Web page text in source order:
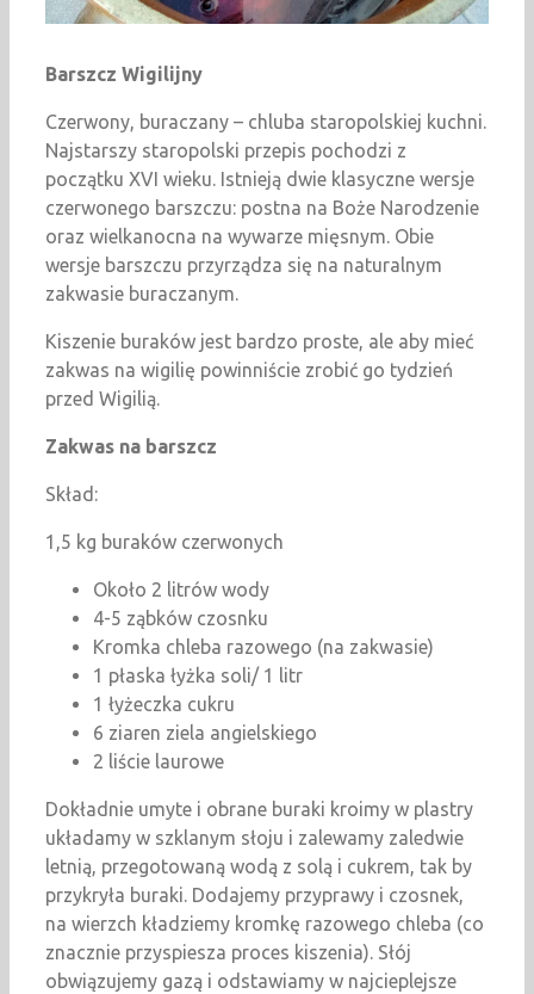
Barszcz Wigilijny
Czerwony, buraczany – chluba staropolskiej kuchni.
Najstarszy staropolski przepis pochodzi z
początku XVI wieku. Istnieją dwie klasyczne wersje
czerwonego barszczu: postna na Boże Narodzenie
oraz wielkanocna na wywarze mięsnym. Obie
wersje barszczu przyrządza się na naturalnym
zakwasie buraczanym.
Kiszenie buraków jest bardzo proste, ale aby mieć
zakwas na wigilię powinniście zrobić go tydzień
przed Wigilią.
Zakwas na barszcz
Skład:
1,5 kg buraków czerwonych
Około 2 litrów wody
4-5 ząbków czosnku
Kromka chleba razowego (na zakwasie)
1 płaska łyżka soli/ 1 litr
1 łyżeczka cukru
6 ziaren ziela angielskiego
2 liście laurowe
Dokładnie umyte i obrane buraki kroimy w plastry
układamy w szklanym słoju i zalewamy zaledwie
letnią, przegotowaną wodą z solą i cukrem, tak by
przykryła buraki. Dodajemy przyprawy i czosnek,
na wierzch kładziemy kromkę razowego chleba (co
znacznie przyspiesza proces kiszenia). Słój
obwiązujemy gazą i odstawiamy w najcieplejsze